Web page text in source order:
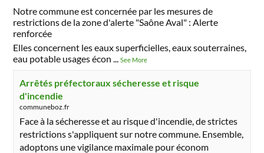
Notre commune est concernée par les mesures de
restrictions de la zone d'alerte "Saône Aval" : Alerte
renforcée
Elles concernent les eaux superficielles, eaux souterraines,
eau potable usages écon ...See More
Arrêtés préfectoraux sécheresse et risque
d'incendie
communeboz.fr
Face à la sécheresse et au risque d'incendie, de strictes
restrictions s'appliquent sur notre commune. Ensemble,
adoptons une vigilance maximale pour économ